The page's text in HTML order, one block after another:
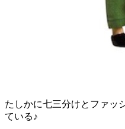
たしかに七三分けとファッ
ている♪